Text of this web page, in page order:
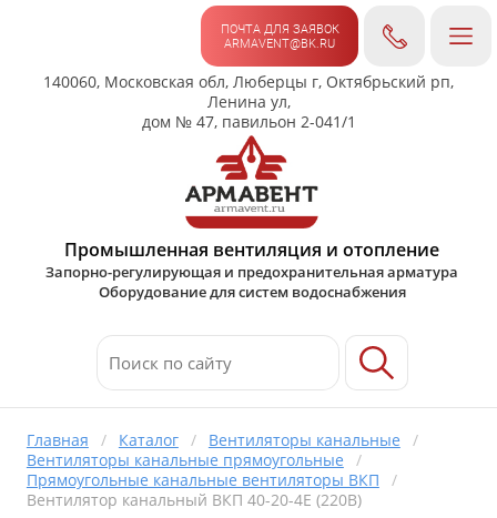
ПОЧТА ДЛЯ ЗАЯВОК
ARMAVENT@BK.RU
140060, Московская обл, Люберцы г, Октябрьский рп,
Ленина ул,
дом № 47, павильон 2-041/1
Промышленная вентиляция и отопление
Запорно-регулирующая и предохранительная арматура
Оборудование для систем водоснабжения
Главная / Каталог / Вентиляторы канальные
/
Вентиляторы канальные прямоугольные
/
Прямоугольные канальные вентиляторы ВКП
/
Вентилятор канальный ВКП 40-20-4Е (220В)